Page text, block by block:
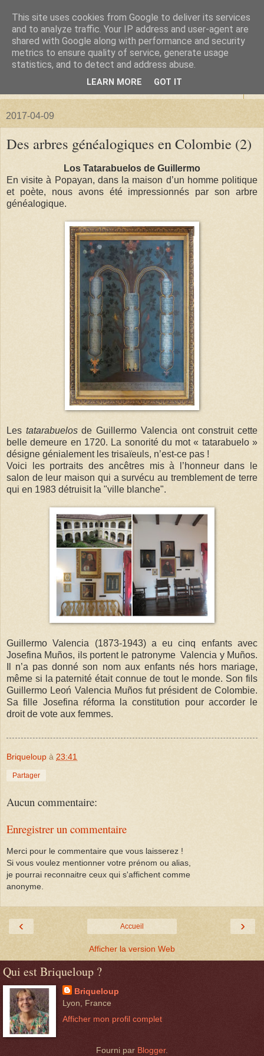
La forêt de Briqueloup
"Nous deviendrons des histoires pour nos enfants"
2017-04-09
Des arbres généalogiques en Colombie (2)
Los Tatarabuelos de Guillermo
En visite à Popayan, dans la maison d’un homme politique
et poète, nous avons été impressionnés par son arbre
généalogique.
Les tatarabuelosde Guillermo Valencia ont construit cette
belle demeure en 1720. La sonorité du mot « tatarabuelo »
désigne génialement les trisaïeuls, n’est-ce pas !
Voici les portraits des ancêtres mis à l’honneur dans le
salon de leur maison qui a survécu au tremblement de terre
qui en 1983 détruisit la "ville blanche".
Guillermo Valencia (1873-1943) a eu cinq enfants avec
Josefina Muños, ils portent le patronyme Valencia y Muños.
Il n’a pas donné son nom aux enfants nés hors mariage,
même si la paternité était connue de tout le monde. Son fils
Guillermo Leoń Valencia Muños fut président de Colombie.
Sa fille Josefina réforma la constitution pour accorder le
droit de vote aux femmes.
Briqueloup à 23:41
Partager
Aucun commentaire:
Enregistrer un commentaire
Merci pour le commentaire que vous laisserez !
Si vous voulez mentionner votre prénom ou alias,
je pourrai reconnaitre ceux qui s'affichent comme
anonyme.
‹ ›
Accueil
Afficher la version Web
Qui est Briqueloup ?
Briqueloup
Lyon, France
Afficher mon profil complet
Fourni par Blogger.
This site uses cookies from Google to deliver its services
and to analyze traffic. Your IP address and user-agent are
shared with Google along with performance and security
metrics to ensure quality of service, generate usage
statistics, and to detect and address abuse.
LEARN MORE GOT IT